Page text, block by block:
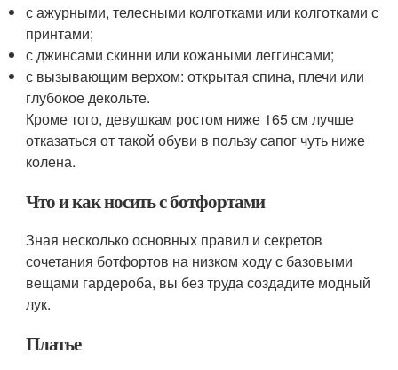
с ажурными, телесными колготками или колготками с
принтами;
с джинсами скинни или кожаными леггинсами;
с вызывающим верхом: открытая спина, плечи или
глубокое декольте.
Кроме того, девушкам ростом ниже 165 см лучше
отказаться от такой обуви в пользу сапог чуть ниже
колена.
Что и как носить с ботфортами
Зная несколько основных правил и секретов
сочетания ботфортов на низком ходу с базовыми
вещами гардероба, вы без труда создадите модный
лук.
Платье